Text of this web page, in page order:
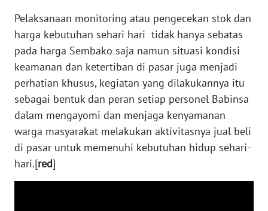
Pelaksanaan monitoring atau pengecekan stok dan
harga kebutuhan sehari hari tidak hanya sebatas
pada harga Sembako saja namun situasi kondisi
keamanan dan ketertiban di pasar juga menjadi
perhatian khusus, kegiatan yang dilakukannya itu
sebagai bentuk dan peran setiap personel Babinsa
dalam mengayomi dan menjaga kenyamanan
warga masyarakat melakukan aktivitasnya jual beli
di pasar untuk memenuhi kebutuhan hidup sehari-
hari.[red]
WN
JAMBI
WN
WN
NTB
WN
SULTENG